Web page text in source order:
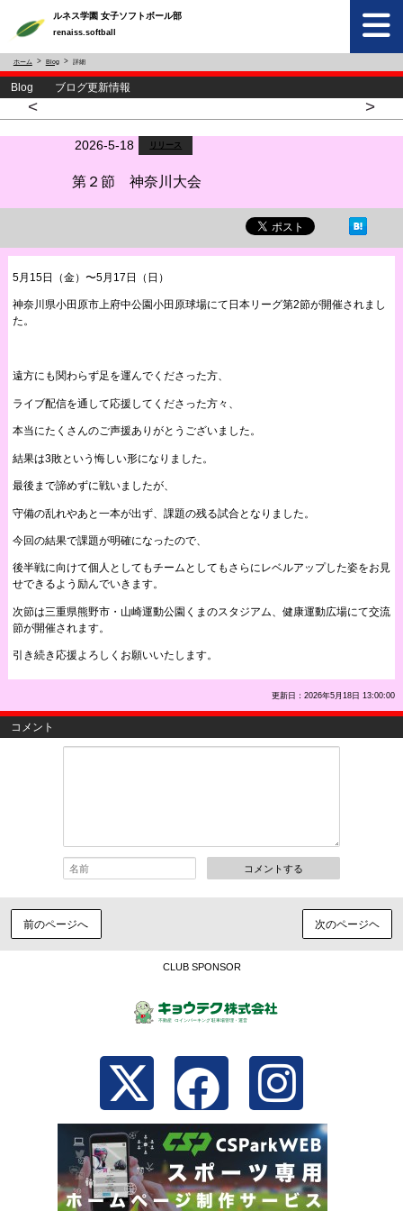
ルネス学園 女子ソフトボール部
renaiss.softball
ホーム Blog 詳細
Blog ブログ更新情報
< >
2026-5-18 リリース
第２節 神奈川大会
5月15日（金）〜5月17日（日）
神奈川県小田原市上府中公園小田原球場にて日本リーグ第2節が開催されまし
た。
遠方にも関わらず足を運んでくださった方、
ライブ配信を通して応援してくださった方々、
本当にたくさんのご声援ありがとうございました。
結果は3敗という悔しい形になりました。
最後まで諦めずに戦いましたが、
守備の乱れやあと一本が出ず、課題の残る試合となりました。
今回の結果で課題が明確になったので、
後半戦に向けて個人としてもチームとしてもさらにレベルアップした姿をお見
せできるよう励んでいきます。
次節は三重県熊野市・山崎運動公園くまのスタジアム、健康運動広場にて交流
節が開催されます。
引き続き応援よろしくお願いいたします。
更新日：2026年5月18日 13:00:00
コメント
コメントする
前のページへ 次のページヘ
CLUB SPONSOR